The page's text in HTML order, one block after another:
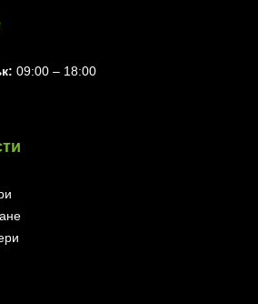
09:00 – 18:00